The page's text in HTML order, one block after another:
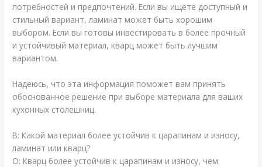
потребностей и предпочтений. Если вы ищете доступный и
стильный вариант, ламинат может быть хорошим
выбором. Если вы готовы инвестировать в более прочный
и устойчивый материал, кварц может быть лучшим
вариантом.
Надеюсь, что эта информация поможет вам принять
обоснованное решение при выборе материала для ваших
кухонных столешниц.
В: Какой материал более устойчив к царапинам и износу,
ламинат или кварц?
О: Кварц более устойчив к царапинам и износу, чем